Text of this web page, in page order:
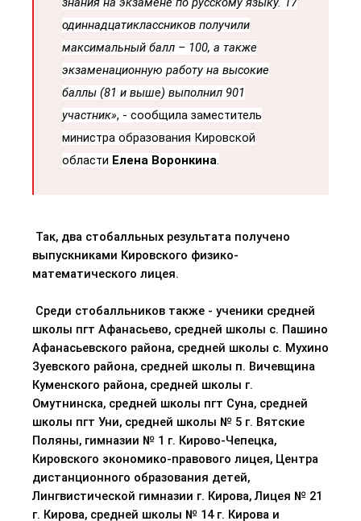
одиннадцатиклассников получили
максимальный балл – 100, а также
экзаменационную работу на высокие
баллы (81 и выше) выполнил 901
участник», - сообщила заместитель
министра образования Кировской
области Елена Воронкина.
Так, два стобалльных результата получено
выпускниками Кировского физико-
математического лицея.
Среди стобалльников также - ученики средней
школы пгт Афанасьево, средней школы с. Пашино
Афанасьевского района, средней школы с. Мухино
Зуевского района, средней школы п. Вичевщина
Куменского района, средней школы г.
Омутнинска, средней школы пгт Суна, средней
школы пгт Уни, средней школы № 5 г. Вятские
Поляны, гимназии № 1 г. Кирово-Чепецка,
Кировского экономико-правового лицея, Центра
дистанционного образования детей,
Лингвистической гимназии г. Кирова, Лицея № 21
г. Кирова, средней школы № 14 г. Кирова и